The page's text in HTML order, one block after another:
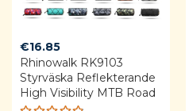
€16.85
Rhinowalk RK9103 ​​
Styrväska Reflekterande
High Visibility MTB Road